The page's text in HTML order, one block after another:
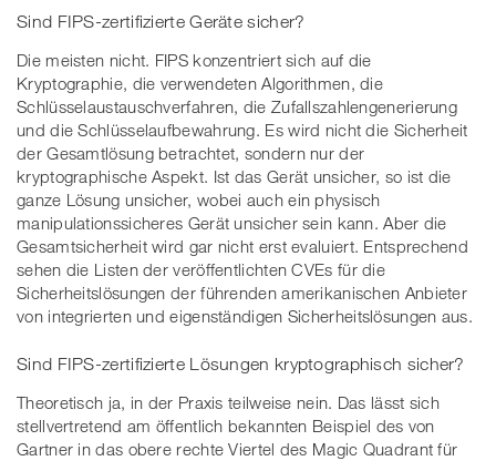
Sind FIPS-zertifizierte Geräte sicher?
Die meisten nicht. FIPS konzentriert sich auf die
Kryptographie, die verwendeten Algorithmen, die
Schlüsselaustauschverfahren, die Zufallszahlengenerierung
und die Schlüsselaufbewahrung. Es wird nicht die Sicherheit
der Gesamtlösung betrachtet, sondern nur der
kryptographische Aspekt. Ist das Gerät unsicher, so ist die
ganze Lösung unsicher, wobei auch ein physisch
manipulationssicheres Gerät unsicher sein kann. Aber die
Gesamtsicherheit wird gar nicht erst evaluiert. Entsprechend
sehen die Listen der veröffentlichten CVEs für die
Sicherheitslösungen der führenden amerikanischen Anbieter
von integrierten und eigenständigen Sicherheitslösungen aus.
Sind FIPS-zertifizierte Lösungen kryptographisch sicher?
Theoretisch ja, in der Praxis teilweise nein. Das lässt sich
stellvertretend am öffentlich bekannten Beispiel des von
Gartner in das obere rechte Viertel des Magic Quadrant für